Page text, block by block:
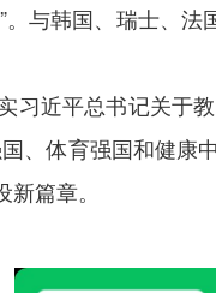
与韩国、瑞士、
近平总书记关于
、体育强国和健
篇章。